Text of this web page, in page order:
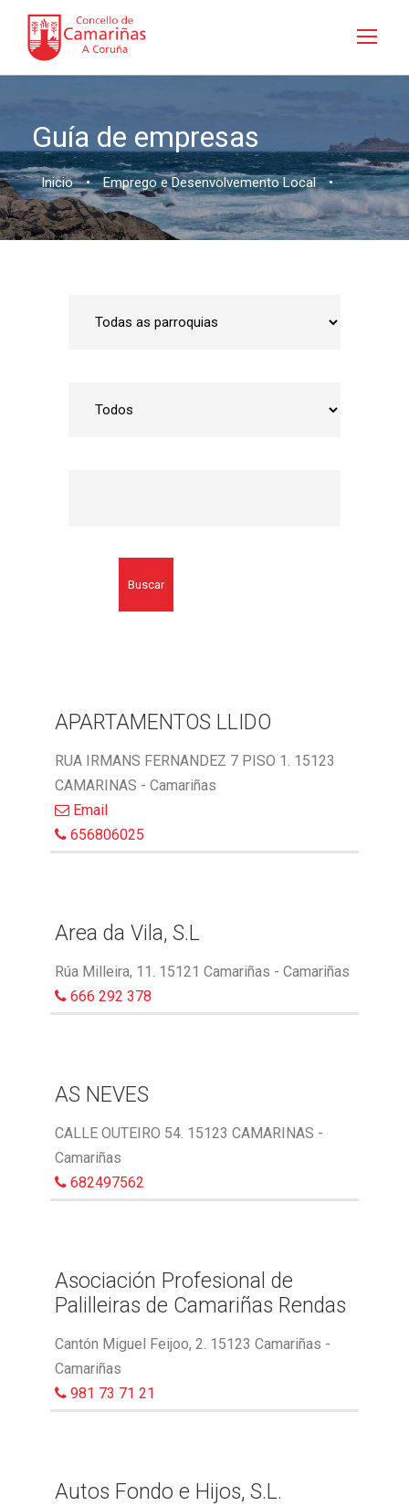
Guía de empresas
Inicio • Emprego e Desenvolvemento Local •
Buscar
APARTAMENTOS LLIDO
RUA IRMANS FERNANDEZ 7 PISO 1. 15123
CAMARINAS - Camariñas
Email
656806025
Area da Vila, S.L
Rúa Milleira, 11. 15121 Camariñas - Camariñas
666 292 378
AS NEVES
CALLE OUTEIRO 54. 15123 CAMARINAS -
Camariñas
682497562
Asociación Profesional de
Palilleiras de Camariñas Rendas
Cantón Miguel Feijoo, 2. 15123 Camariñas -
Camariñas
981 73 71 21
Autos Fondo e Hijos, S.L.